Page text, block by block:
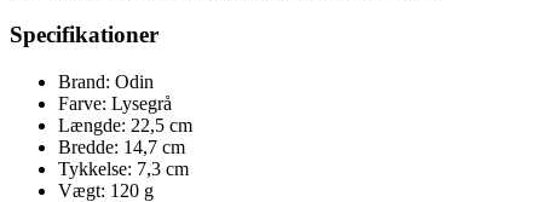
Specifikationer
Brand: Odin
Farve: Lysegrå
Længde: 22,5 cm
Bredde: 14,7 cm
Tykkelse: 7,3 cm
Vægt: 120 g